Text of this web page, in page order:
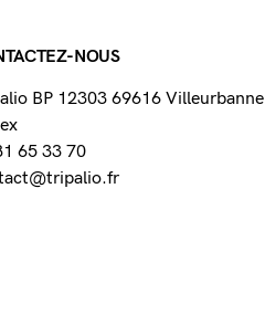
NOUS
BP 12303 69616 Villeurbanne
65 33 70